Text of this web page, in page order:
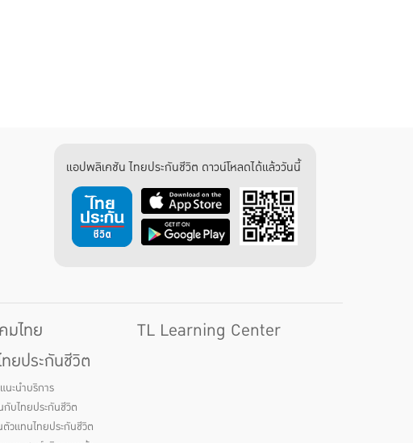
แอปพลิเคชัน ไทยประกันชีวิต ดาวน์โหลดได้แล้ววันนี้
มไทย
ยประกันชีวิต
ะนำบริการ
บไทยประกันชีวิต
วแทนไทยประกันชีวิต
TL Learning Center